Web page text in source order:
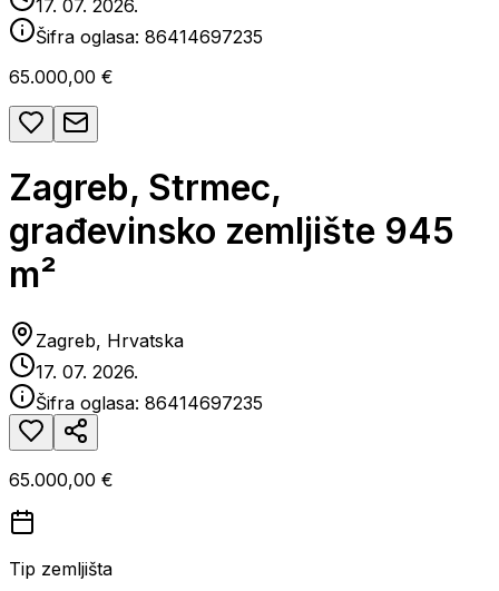
17. 07. 2026.
Šifra oglasa: 86414697235
65.000,00 €
Zagreb, Strmec,
građevinsko zemljište 945
m²
Zagreb, Hrvatska
17. 07. 2026.
Šifra oglasa: 86414697235
65.000,00 €
Tip zemljišta